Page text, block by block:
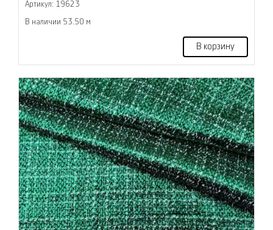
Артикул: 19623
В наличии 53.50 м
В корзину